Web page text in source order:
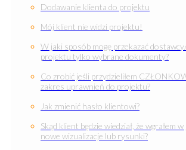
Dodawanie klienta do projektu
Mój klient nie widzi projektu!
W jaki sposób mogę przekazać
projektu tylko wybrane dokumenty?
Co zrobić jeśli przydzieliłem
zakres uprawnień do projektu?
Jak zmienić hasło klientowi?
Skąd klient będzie wiedział, że wgrałem
nowe wizualizacje lub rysunki?